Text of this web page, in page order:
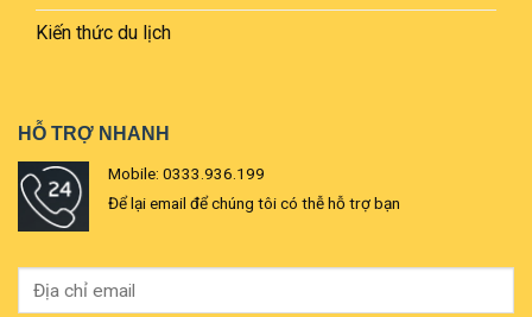
Kiến thức du lịch
HỖ TRỢ NHANH
Mobile: 0333.936.199
Để lại email để chúng tôi có thễ hỗ trợ bạn